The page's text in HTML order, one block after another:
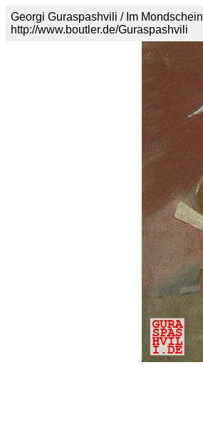
Georgi Guraspashvili / Im Mondschein
http://www.boutler.de/Guraspashvili